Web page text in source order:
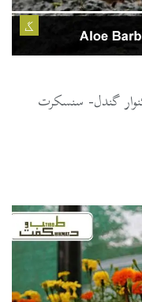
گ
گندل- سنسکرت